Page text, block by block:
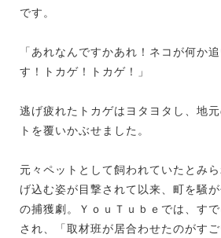
です。
「あれなんですかあれ！ネコが何か
す！トカゲ！トカゲ！」
逃げ疲れたトカゲはヨタヨタし、地
トを覆いかぶせました。
元々ペットとして飼われていたとみ
げ込む姿が目撃されて以来、町を騒
の捕獲劇。ＹｏｕＴｕｂｅでは、す
され、「取材班が居合わせたのがす